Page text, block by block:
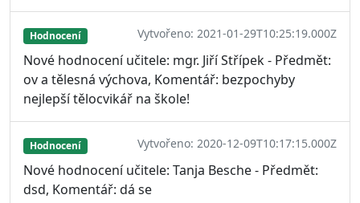
Hodnocení Vytvořeno: 2021-01-29T10:25:19.000Z
Nové hodnocení učitele: mgr. Jiří Střípek - Předmět:
ov a tělesná výchova, Komentář: bezpochyby
nejlepší tělocvikář na škole!
Hodnocení Vytvořeno: 2020-12-09T10:17:15.000Z
Nové hodnocení učitele: Tanja Besche - Předmět:
dsd, Komentář: dá se